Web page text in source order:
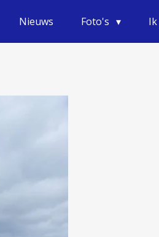
Nieuws Foto's